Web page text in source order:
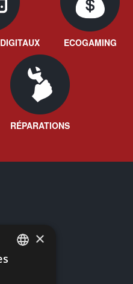
ECOGAMING
RÉPARATIONS
×